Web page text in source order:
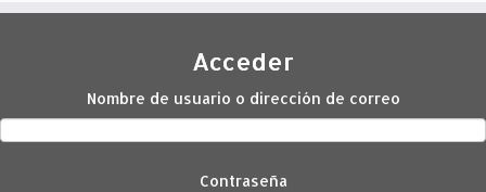
Acceder
Nombre de usuario o dirección de correo
Contraseña